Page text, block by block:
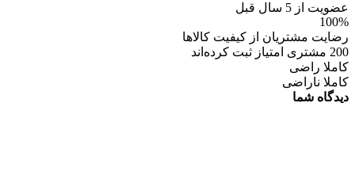
عضویت از 5 سال قبل
100%
رضایت مشتریان از کیفیت کالاها
200 مشتری امتیاز ثبت کرده‌اند
کاملا راضی
کاملا ناراضی
دیدگاه شما